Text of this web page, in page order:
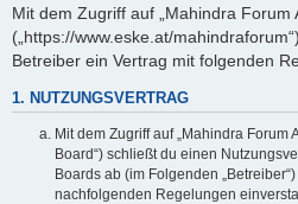
Mit dem Zugriff auf „Mahindra Forum
(„https://www.eske.at/
Betreiber ein Vertrag mit folgenden
1. NUTZUNGSVERTRAG
Mit dem Zugriff auf „Mahindra Forum
Board“) schließt du einen
Boards ab (im Folgenden
nachfolgenden Regelungen